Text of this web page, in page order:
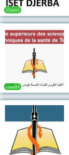
Ouvert